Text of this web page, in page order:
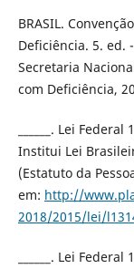
BRASIL.
Deficiência. 5. ed.
Secretaria
com Deficiência,
______. Lei
Institui Lei
(Estatuto da
em: http://
2018/2015/lei/
______. Lei